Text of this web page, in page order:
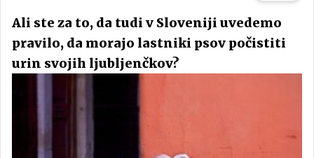
Ali ste za to, da tudi v Sloveniji uvedemo
pravilo, da morajo lastniki psov počistiti
urin svojih ljubljenčkov?